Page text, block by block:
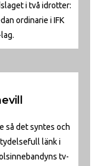
i två idrotter:
ordinarie i IFK
så det syntes och
länk i
tv-